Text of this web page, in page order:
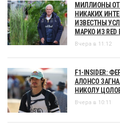
МИЛЛИОНЫ
НИКАКИХ
ИЗВЕСТНЫ
МАРКО ИЗ RED
Вчера в 11:12
F1-INSIDER:
АЛОНСО
НИКОЛУ
Вчера в 10:11